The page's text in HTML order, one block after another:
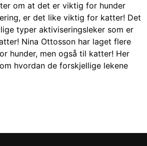
om at det er viktig for hunder
er det like viktig for katter! Det
typer aktiviseringsleker som er
Nina Ottosson har laget flere
hunder, men også til katter! Her
hvordan de forskjellige lekene